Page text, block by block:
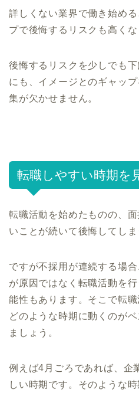
詳しくない業界で働き始め
プで後悔するリスクも高くな
後悔するリスクを少しでも
にも、イメージとのギャッ
集が欠かせません。
転職しやすい時期を
転職活動を始めたものの、
いことが続いて後悔してしま
ですが不採用が連続する場
が原因ではなく転職活動を
能性もあります。そこで転職
どのような時期に動くのが
ましょう。
例えば4月ごろであれば、企
しい時期です。そのような